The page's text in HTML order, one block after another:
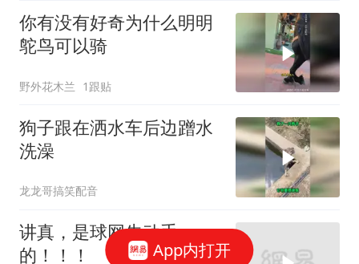
你有没有好奇为什么明明
鸵鸟可以骑
野外花木兰 1跟贴
狗子跟在洒水车后边蹭水
洗澡
龙龙哥搞笑配音
讲真，是球网先动手
的！！！
App内打开